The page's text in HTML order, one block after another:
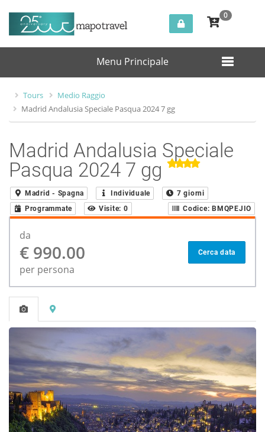
0
Menu Principale
Tours
Medio Raggio
Madrid Andalusia Speciale Pasqua 2024 7 gg
Madrid Andalusia Speciale
Pasqua 2024 7 gg
Madrid - Spagna Individuale
7 giorni
Programmate
Visite: 0 Codice: BMQPEJIO
da
€ 990.00
per persona
Cerca data